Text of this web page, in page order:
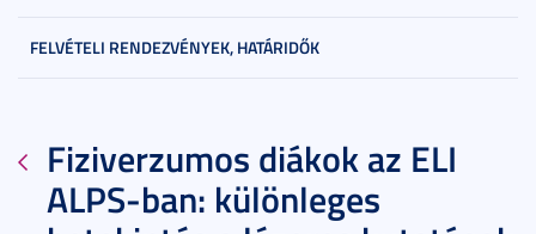
FELVÉTELI RENDEZVÉNYEK, HATÁRIDŐK
Fiziverzumos diákok az ELI
ALPS-ban: különleges